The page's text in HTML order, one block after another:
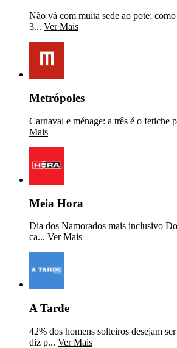
Não vá com muita sede ao pote:
3... Ver Mais
Metrópoles
Carnaval e ménage: a três é o fetiche
Mais
Meia Hora
Dia dos Namorados mais inclusivo
ca... Ver Mais
A Tarde
42% dos homens solteiros desejam
diz p... Ver Mais